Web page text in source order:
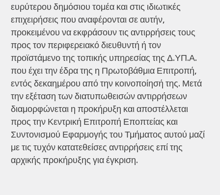
ευρύτερου δημόσιου τομέα και στις ιδιωτικές
επιχειρήσεις που αναφέρονται σε αυτήν,
προκειμένου να εκφράσουν τις αντιρρήσεις τους
προς τον περιφερειακό διευθυντή ή τον
προϊστάμενο της τοπικής υπηρεσίας της Δ.ΥΠ.Α.
που έχει την έδρα της η Πρωτοβάθμια Επιτροπή,
εντός δεκαημέρου από την κοινοποίησή της. Μετά
την εξέταση των διατυπωθεισών αντιρρήσεων
διαμορφώνεται η προκήρυξη και αποστέλλεται
προς την Κεντρική Επιτροπή Εποπτείας και
Συντονισμού Εφαρμογής του Τμήματος αυτού μαζί
με τις τυχόν κατατεθείσες αντιρρήσεις επί της
αρχικής προκήρυξης για έγκριση.